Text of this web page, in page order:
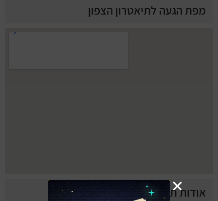
מפת הגעה לתיאטרון הצפון
אודות תיאטרון הצפון